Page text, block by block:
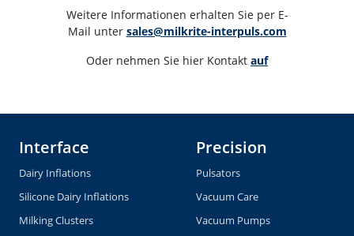
Weitere Informationen erhalten Sie per E-
Mail unter sales@milkrite-interpuls.com
Oder nehmen Sie hier Kontakt auf
Interface
Dairy Inflations
Silicone Dairy Inflations
Milking Clusters
Precision
Pulsators
Vacuum Care
Vacuum Pumps